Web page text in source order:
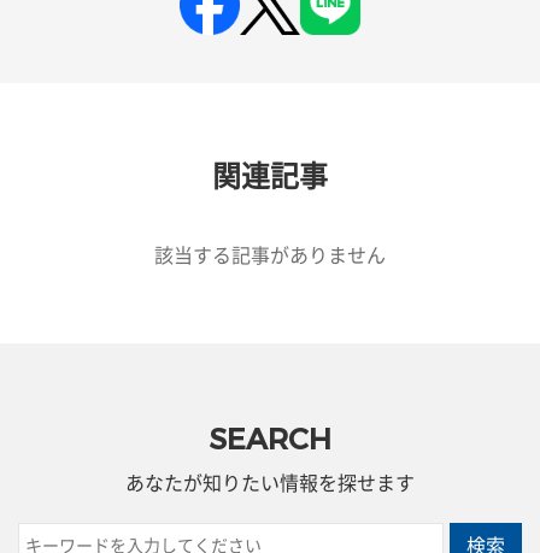
関連記事
該当する記事がありません
SEARCH
あなたが知りたい情報を探せます
検索